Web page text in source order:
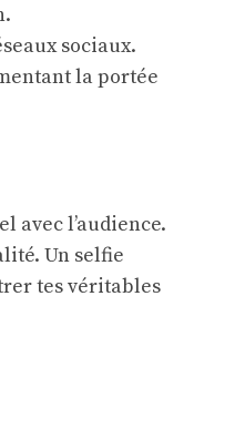
sociaux.
la portée
avec l’audience.
Un selfie
tes véritables